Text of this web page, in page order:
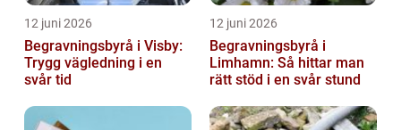
12 juni 2026
Begravningsbyrå i Visby:
Trygg vägledning i en
svår tid
12 juni 2026
Begravningsbyrå i
Limhamn: Så hittar man
rätt stöd i en svår stund